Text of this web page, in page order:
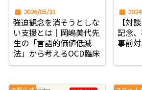
2026/05/31
強迫観念を消そうとしな
い支援とは｜岡嶋美代先
生の「言語的価値低減
法」から考えるOCD臨床
【対
記念
事前